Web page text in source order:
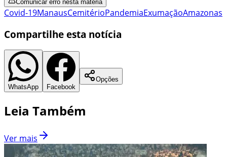
Comunicar erro nesta matéria
Covid-19ManausCemitérioPandemiaExumaçãoAmazonas
Compartilhe esta notícia
WhatsApp Facebook
Opções
Leia Também
Ver mais